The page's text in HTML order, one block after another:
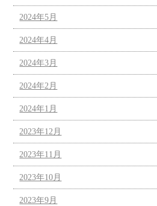
2024年5月
2024年4月
2024年3月
2024年2月
2024年1月
2023年12月
2023年11月
2023年10月
2023年9月